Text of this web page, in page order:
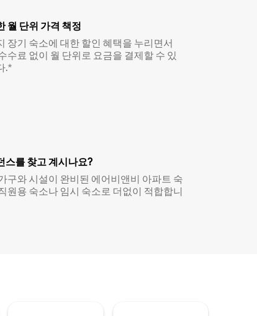
월 단위 가격 책정
장기 숙소에 대한 할인 혜택을 누리면서
수료 없이 월 단위로 요금을 결제할 수 있
.*
스를 찾고 계시나요?
구와 시설이 완비된 에어비앤비 아파트 숙
원용 숙소나 임시 숙소로 더없이 적합합니